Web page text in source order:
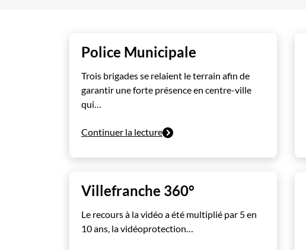
Police Municipale
Trois brigades se relaient le terrain afin de
garantir une forte présence en centre-ville
qui…
Continuer la lecture
Villefranche 360°
Le recours à la vidéo a été multiplié par 5 en
10 ans, la vidéoprotection…